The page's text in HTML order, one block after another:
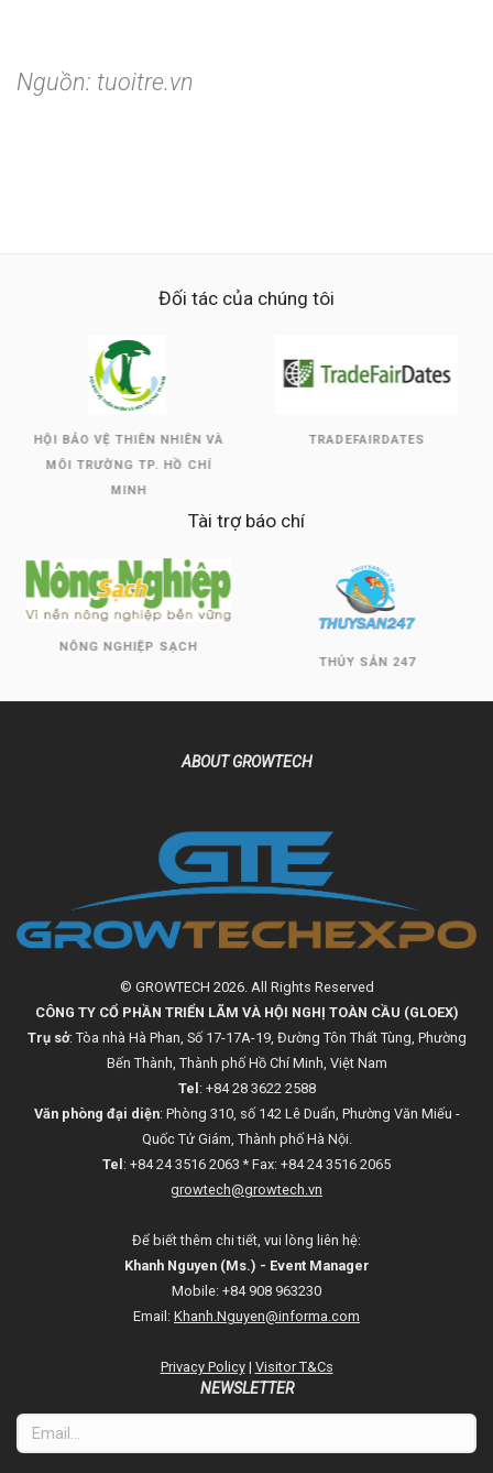
Nguồn: tuoitre.vn
Đối tác của chúng tôi
HỘI BẢO VỆ THIÊN NHIÊN VÀ
MÔI TRƯỜNG TP. HỒ CHÍ
MINH
TRADEFAIRDATES
Tài trợ báo chí
NÔNG NGHIỆP SẠCH
THỦY SẢN 247
ABOUT GROWTECH
© GROWTECH 2026. All Rights Reserved
CÔNG TY CỔ PHẦN TRIỂN LÃM VÀ HỘI NGHỊ TOÀN CẦU (GLOEX)
Trụ sở: Tòa nhà Hà Phan, Số 17-17A-19, Đường Tôn Thất Tùng, Phường
Bến Thành, Thành phố Hồ Chí Minh, Việt Nam
Tel : +84 28 3622 2588
Văn phòng đại diện: Phòng 310, số 142 Lê Duẩn, Phường Văn Miếu -
Quốc Tử Giám, Thành phố Hà Nội.
Tel : +84 24 3516 2063 * Fax: +84 24 3516 2065
growtech@growtech.vn
Để biết thêm chi tiết, vui lòng liên hệ:
Khanh Nguyen (Ms.) - Event Manager
Mobile: +84 908 963230
Email: Khanh.Nguyen@informa.com
Privacy Policy| Visitor T&Cs
NEWSLETTER